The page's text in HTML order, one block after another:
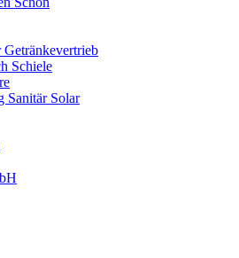
Schiele
Sanitär Solar